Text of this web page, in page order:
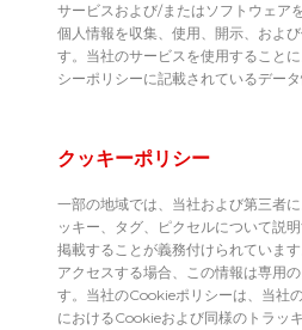
サービスおよび/またはソフトウェア
個人情報を収集、使用、開示、およ
す。当社のサービスを使用すること
シーポリシーに記載されているデー
クッキーポリシー
一部の地域では、当社および第三者
ッキー、タグ、ピクセルについて説
掲載することが義務付けられていま
アクセスする場合、この情報は専用
す。当社のCookieポリシーは、当社
におけるCookieおよび同様のトラッ